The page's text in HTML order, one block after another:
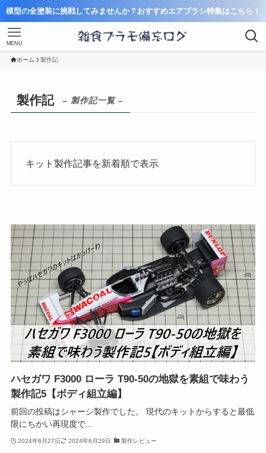
模型の全塗装に挑戦してみませんか？おすすめエアブラシ特集はこちら！
MENU
ホーム 製作記
製作記 – 製作記一覧 –
キット製作記事を新着順で表示
ハセガワ F3000 ローラ T90-50の地獄を素組で味わう
製作記5【ボディ組立編】
前回の投稿はシャーシ製作でした。 現代のキットからすると最低
限にちかい再現度で...
2024年6月27日 2024年6月29日 製作レビュー